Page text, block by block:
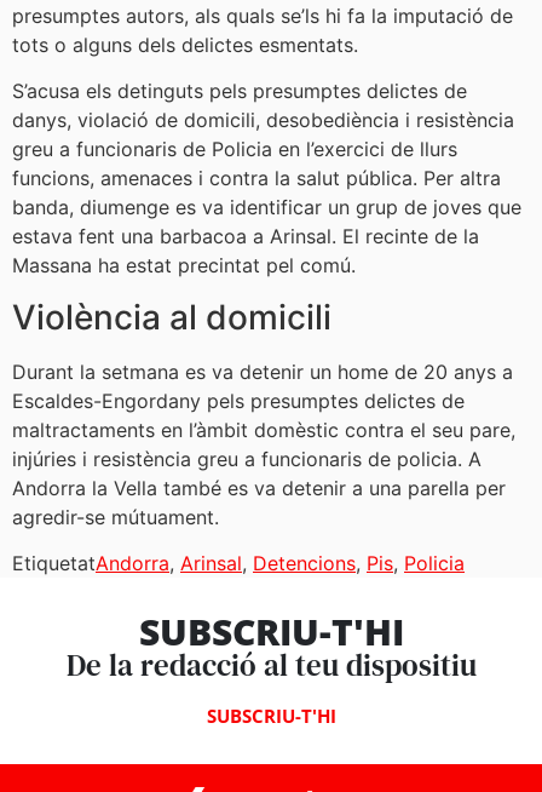
presumptes autors, als quals se’ls hi fa la imputació de
tots o alguns dels delictes esmentats.
S’acusa els detinguts pels presumptes delictes de
danys, violació de domicili, desobediència i resistència
greu a funcionaris de Policia en l’exercici de llurs
funcions, amenaces i contra la salut pública. Per altra
banda, diumenge es va identificar un grup de joves que
estava fent una barbacoa a Arinsal. El recinte de la
Massana ha estat precintat pel comú.
Violència al domicili
Durant la setmana es va detenir un home de 20 anys a
Escaldes-Engordany pels presumptes delictes de
maltractaments en l’àmbit domèstic contra el seu pare,
injúries i resistència greu a funcionaris de policia. A
Andorra la Vella també es va detenir a una parella per
agredir-se mútuament.
EtiquetatAndorra, Arinsal, Detencions, Pis, Policia
SUBSCRIU-T'HI
De la redacció al teu dispositiu
SUBSCRIU-T'HI